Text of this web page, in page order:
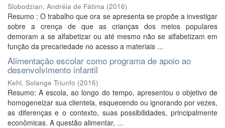
Slobodzian, Andréia de Fátima (2016)
Resumo : O trabalho que ora se apresenta se propõe a investigar
sobre a crença de que as crianças dos meios populares
demoram a se alfabetizar ou até mesmo não se alfabetizam em
função da precariedade no acesso a materiais ...
Alimentação escolar como programa de apoio ao
desenvolvimento infantil
Kehl, Solange Triunfo (2016)
Resumo: A escola, ao longo do tempo, apresentou o objetivo de
homogeneizar sua clientela, esquecendo ou ignorando por vezes,
as diferenças e o contexto, suas possibilidades, principalmente
econômicas. A questão alimentar, ...